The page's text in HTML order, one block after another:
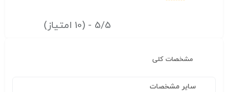
5/5 - (10 امتیاز)
مشخصات کلی
سایر مشخصات